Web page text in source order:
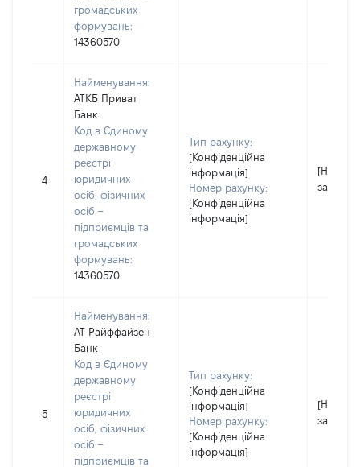
громадських
формувань:
14360570
4
Найменування:
АТКБ Приват
Банк
Код в Єдиному
державному
реєстрі
юридичних
осіб, фізичних
осіб –
підприємців та
громадських
формувань:
14360570
Тип рахунку:
[Конфіденційна
інформація]
Номер рахунку:
[Конфіденційна
інформація]
[Не
5
Найменування:
АТ Райффайзен
Банк
Код в Єдиному
державному
реєстрі
юридичних
осіб, фізичних
осіб –
підприємців та
Тип рахунку:
[Конфіденційна
інформація]
Номер рахунку:
[Конфіденційна
інформація]
[Не